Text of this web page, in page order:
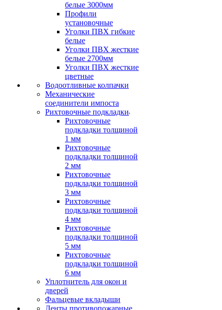
белые 3000мм
Профили
установочные
Уголки ПВХ гибкие
белые
Уголки ПВХ жесткие
белые 2700мм
Уголки ПВХ жесткие
цветные
Водоотливные колпачки
Механические
соединители импоста
Рихтовочные подкладки
Рихтовочные
подкладки толщиной
1 мм
Рихтовочные
подкладки толщиной
2 мм
Рихтовочные
подкладки толщиной
3 мм
Рихтовочные
подкладки толщиной
4 мм
Рихтовочные
подкладки толщиной
5 мм
Рихтовочные
подкладки толщиной
6 мм
Уплотнитель для окон и
дверей
Фальцевые вкладыши
Ленты противопожарные